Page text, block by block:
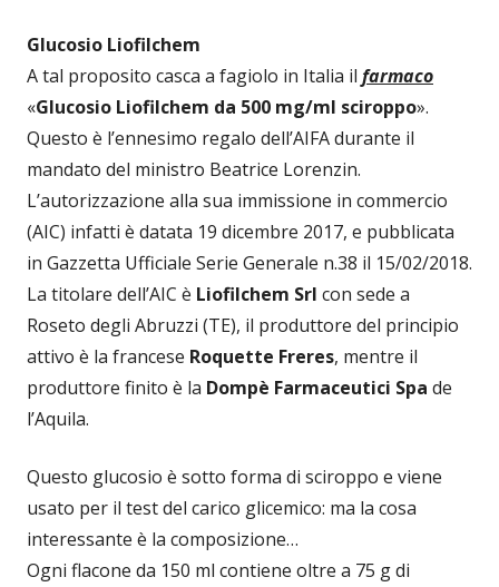
Glucosio Liofilchem
A tal proposito casca a fagiolo in Italia il farmaco
«Glucosio Liofilchem da 500 mg/ml sciroppo».
Questo è l’ennesimo regalo dell’AIFA durante il
mandato del ministro Beatrice Lorenzin.
L’autorizzazione alla sua immissione in commercio
(AIC) infatti è datata 19 dicembre 2017, e pubblicata
in Gazzetta Ufficiale Serie Generale n.38 il 15/02/2018.
La titolare dell’AIC è Liofilchem Srl con sede a
Roseto degli Abruzzi (TE), il produttore del principio
attivo è la francese Roquette Freres, mentre il
produttore finito è la Dompè Farmaceutici Spa de
l’Aquila.
Questo glucosio è sotto forma di sciroppo e viene
usato per il test del carico glicemico: ma la cosa
interessante è la composizione…
Ogni flacone da 150 ml contiene oltre a 75 g di